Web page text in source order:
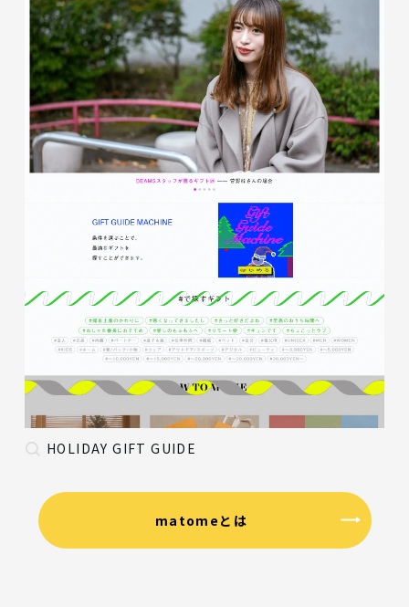
HOLIDAY GIFT GUIDE
matomeとは